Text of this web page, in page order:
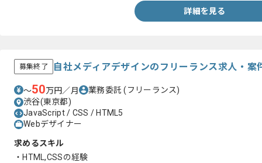
詳細を見る
募集終了 自社メディアデザインのフリーランス求人・案
〜50万円／月 業務委託(フリーランス)
渋谷(東京都)
JavaScript / CSS / HTML5
Webデザイナー
求めるスキル
・HTML,CSSの経験